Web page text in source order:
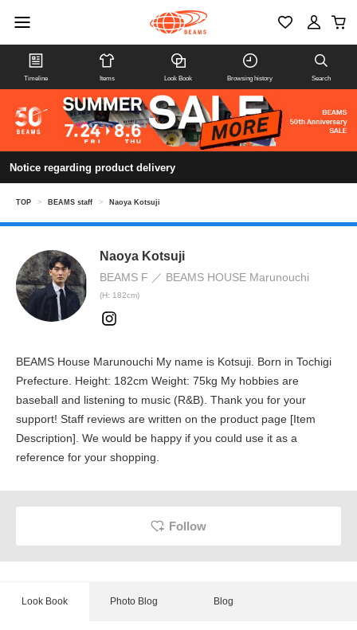
Timeline Items Look Book Browsing history Search
Notice regarding product delivery
TOP > BEAMS staff > Naoya Kotsuji
Naoya Kotsuji
BEAMS F BEAMS HOUSE Marunouchi
(H: 182cm)
BEAMS House Marunouchi My name is Kotsuji. Born in Tochigi
Prefecture. Height: 182cm Weight: 75kg My hobbies are
baseball and listening to music (R&B). Thank you for your
support! Staff reviews are written on the product page [Item
Description]. We would be happy if you could use it as a
reference for your shopping.
Follow
Look Book Photo Blog Blog